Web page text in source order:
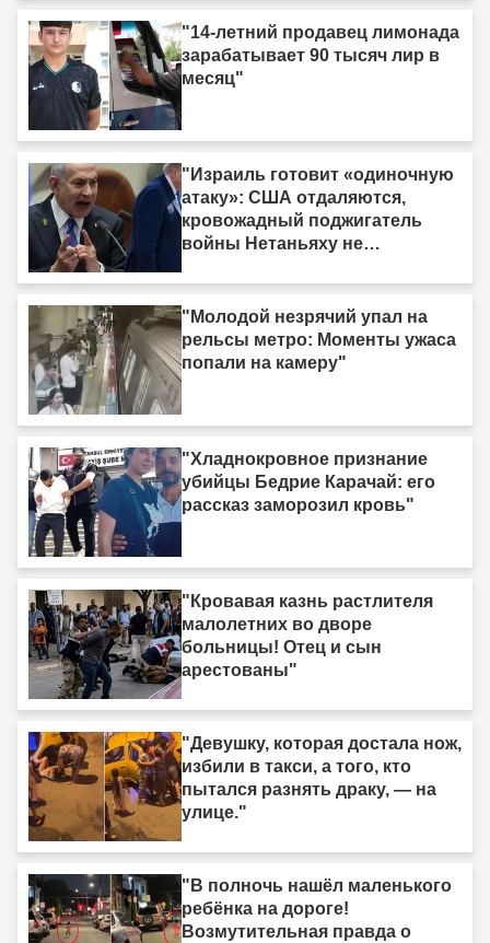
"14-летний продавец лимонада
зарабатывает 90 тысяч лир в
месяц"
"Израиль готовит «одиночную
атаку»: США отдаляются,
кровожадный поджигатель
войны Нетаньяху не
"Молодой незрячий упал на
рельсы метро: Моменты ужаса
попали на камеру"
"Хладнокровное признание
убийцы Бедрие Карачай: его
рассказ заморозил кровь"
"Кровавая казнь растлителя
малолетних во дворе
больницы! Отец и сын
арестованы"
"Девушку, которая достала нож,
избили в такси, а того, кто
пытался разнять драку, — на
улице."
"В полночь нашёл маленького
ребёнка на дороге!
Возмутительная правда о